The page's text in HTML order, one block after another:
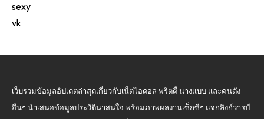
sexy
vk
เว็บรวมข้อมูลอัปเดตล่าสุดเกี่ยวกับเน็ตไอดอล พริตตี้ นางแบบ และคนดัง
อื่นๆ นำเสนอข้อมูลประวัติน่าสนใจ พร้อมภาพผลงานเซ็กซี่ๆ แจกลิงก์วารป์